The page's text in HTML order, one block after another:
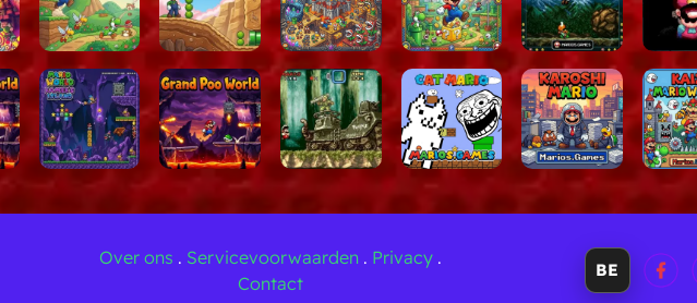
klassieke SMW-engine nieuw leven inblazen.
gepolijst levelontwerp gemaakt door enkele van de meest
in de hackgemeenschap.
Test je vaardigheden direct met soepele emulatie rechtstreeks in je
Over ons . Servicevoorwaarden . Privacy .
Contact
BE